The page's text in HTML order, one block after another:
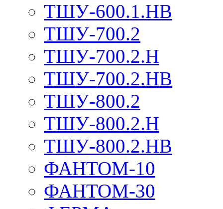
ТШУ-600.1.НВ
ТШУ-700.2
ТШУ-700.2.Н
ТШУ-700.2.НВ
ТШУ-800.2
ТШУ-800.2.Н
ТШУ-800.2.НВ
ФАНТОМ-10
ФАНТОМ-30